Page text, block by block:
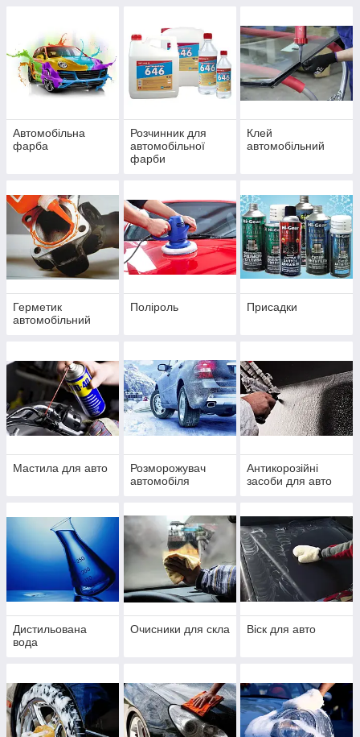
Автомобільна
фарба
Розчинник для
автомобільної
фарби
Клей
автомобільний
Герметик
автомобільний
Поліроль Присадки
Мастила для авто
Розморожувач
автомобіля
Антикорозійні
засоби для авто
Дистильована
вода
Очисники для скла Віск для авто